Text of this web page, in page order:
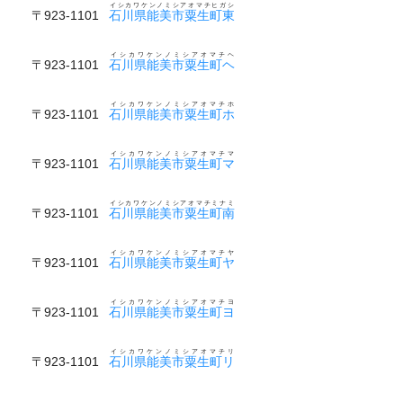
〒923-1101 石川県能美市粟生町東
イシカワケンノミシアオマチヒガシ
〒923-1101 石川県能美市粟生町ヘ
イシカワケンノミシアオマチヘ
〒923-1101 石川県能美市粟生町ホ
イシカワケンノミシアオマチホ
〒923-1101 石川県能美市粟生町マ
イシカワケンノミシアオマチマ
〒923-1101 石川県能美市粟生町南
イシカワケンノミシアオマチミナミ
〒923-1101 石川県能美市粟生町ヤ
イシカワケンノミシアオマチヤ
〒923-1101 石川県能美市粟生町ヨ
イシカワケンノミシアオマチヨ
〒923-1101 石川県能美市粟生町リ
イシカワケンノミシアオマチリ